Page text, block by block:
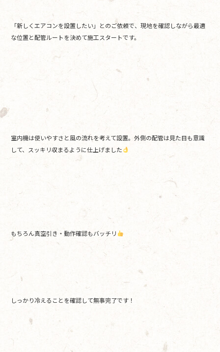
「新しくエアコンを設置したい」とのご依頼で、現地を確認しながら最適
な位置と配管ルートを決めて施工スタートです。
室内機は使いやすさと風の流れを考えて設置。外側の配管は見た目も意識
して、スッキリ収まるように仕上げました
もちろん真空引き・動作確認もバッチリ
しっかり冷えることを確認して無事完了です！